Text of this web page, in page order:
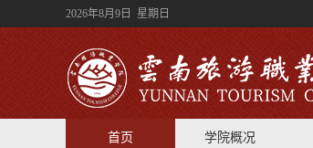
2026年8月9日 星期日
首页 学院概况